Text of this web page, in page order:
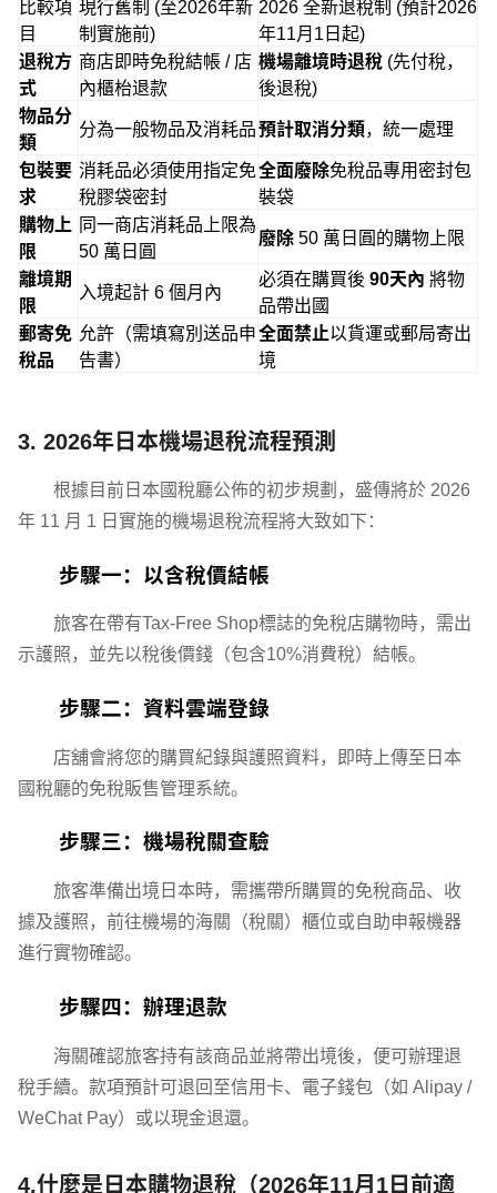
比較項
目
現行舊制 (至2026年新
制實施前)
2026 全新退稅制 (預計2026
年11月1日起)
退稅方
式
商店即時免稅結帳 / 店
內櫃枱退款
機場離境時退稅 (先付稅，
後退稅)
物品分
類
分為一般物品及消耗品預計取消分類，統一處理
包裝要
求
消耗品必須使用指定免
稅膠袋密封
全面廢除免稅品專用密封包
裝袋
購物上
限
同一商店消耗品上限為
50 萬日圓
廢除 50 萬日圓的購物上限
離境期
限
入境起計 6 個月內
必須在購買後 90天內 將物
品帶出國
郵寄免
稅品
允許（需填寫別送品申
告書）
全面禁止以貨運或郵局寄出
境
3. 2026年日本機場退稅流程預測
根據目前日本國稅廳公佈的初步規劃，盛傳將於 2026
年 11 月 1 日實施的機場退稅流程將大致如下：
步驟一：以含稅價結帳
旅客在帶有Tax-Free Shop標誌的免稅店購物時，需出
示護照，並先以稅後價錢（包含10%消費稅）結帳。
步驟二：資料雲端登錄
店舖會將您的購買紀錄與護照資料，即時上傳至日本
國稅廳的免稅販售管理系統。
步驟三：機場稅關查驗
旅客準備出境日本時，需攜帶所購買的免稅商品、收
據及護照，前往機場的海關（稅關）櫃位或自助申報機器
進行實物確認。
步驟四：辦理退款
海關確認旅客持有該商品並將帶出境後，便可辦理退
稅手續。款項預計可退回至信用卡、電子錢包（如 Alipay /
WeChat Pay）或以現金退還。
4.什麼是日本購物退稅（2026年11月1日前適